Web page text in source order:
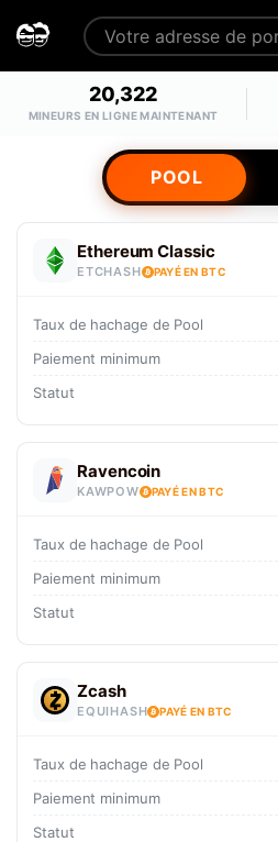
20,322
MINEURS EN LIGNE MAINTENANT
POOL
Ethereum Classic
ETCHASH PAYÉ EN BTC
Taux de hachage de Pool
Paiement minimum
Statut
Ravencoin
KAWPOW PAYÉ EN BTC
Taux de hachage de Pool
Paiement minimum
Statut
Zcash
EQUIHASH PAYÉ EN BTC
Taux de hachage de Pool
Paiement minimum
Statut